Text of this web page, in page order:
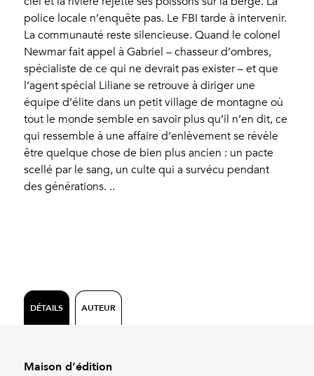
police locale n’enquête pas. Le FBI tarde à intervenir.
La communauté reste silencieuse. Quand le colonel
Newmar fait appel à Gabriel – chasseur d’ombres,
spécialiste de ce qui ne devrait pas exister – et que
l’agent spécial Liliane se retrouve à diriger une
équipe d’élite dans un petit village de montagne où
tout le monde semble en savoir plus qu’il n’en dit, ce
qui ressemble à une affaire d’enlèvement se révèle
être quelque chose de bien plus ancien : un pacte
scellé par le sang, un culte qui a survécu pendant
des générations. ..
DÉTAILS AUTEUR
Maison d’édition